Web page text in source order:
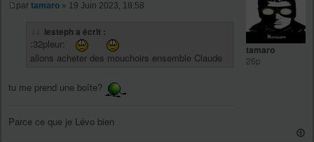
par tamaro » 19 Juin 2023, 18:58
lesteph a écrit :
:32pleur:
allons acheter des mouchoirs ensemble Claude
tu me prend une boîte?
Parce ce que je Lévo bien
tamaro
26p